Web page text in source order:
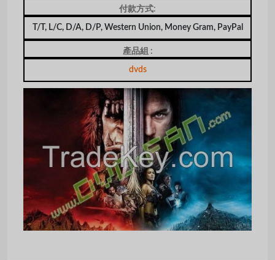
付款方式:
T/T, L/C, D/A, D/P, Western Union, Money Gram, PayPal
產品組 :
dvds